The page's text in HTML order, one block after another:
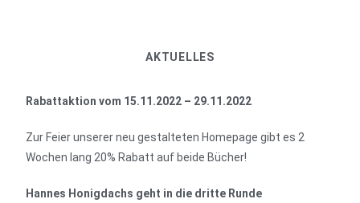
AKTUELLES
Rabattaktion vom 15.11.2022 – 29.11.2022
Zur Feier unserer neu gestalteten Homepage gibt es 2
Wochen lang 20% Rabatt auf beide Bücher!
Hannes Honigdachs geht in die dritte Runde